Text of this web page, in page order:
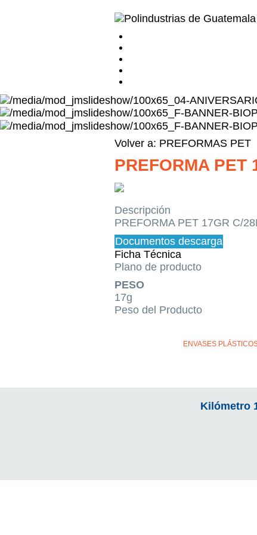
Volver a: PREFORMAS PET
PREFORMA PET
Descripción
PREFORMA PET 17GR C/
Documentos descarga
Ficha Técnica
Plano de producto
PESO
17g
Peso del Producto
ENVASES
Kilómetro